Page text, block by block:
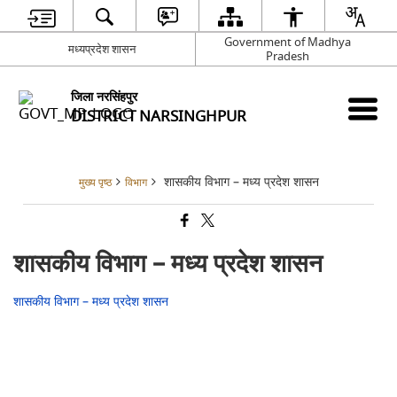
मध्यप्रदेश शासन
Government of Madhya
Pradesh
जिला नरसिंहपुर
DISTRICT NARSINGHPUR
मुख्य पृष्ठ विभाग शासकीय विभाग – मध्य प्रदेश शासन
शासकीय विभाग – मध्य प्रदेश शासन
शासकीय विभाग – मध्य प्रदेश शासन